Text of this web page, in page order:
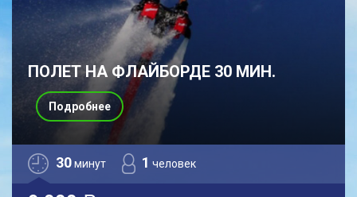
ПОЛЕТ НА ФЛАЙБОРДЕ 30 МИН.
30минут 1 человек
Подробнее